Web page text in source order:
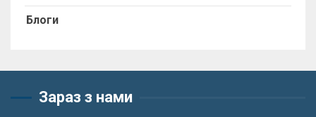
Блоги
Зараз з нами